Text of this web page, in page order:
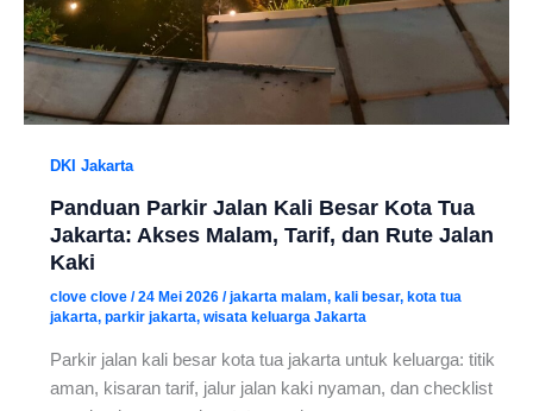
DKI Jakarta
Panduan Parkir Jalan Kali Besar Kota Tua
Jakarta: Akses Malam, Tarif, dan Rute Jalan
Kaki
clove clove /24 Mei 2026 /jakarta malam, kali besar, kota tua
jakarta, parkir jakarta, wisata keluarga Jakarta
Parkir jalan kali besar kota tua jakarta untuk keluarga: titik
aman, kisaran tarif, jalur jalan kaki nyaman, dan checklist